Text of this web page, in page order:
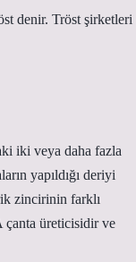
denir. Tröst şirketleri
iki veya daha fazla
yapıldığı deriyi
zincirinin farklı
çanta üreticisidir ve